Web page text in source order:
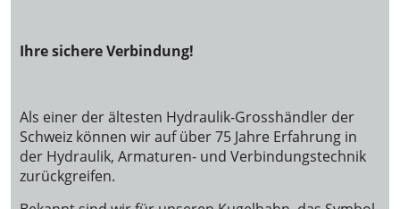
Ihre sichere Verbindung!
Als einer der ältesten Hydraulik-Grosshändler der
Schweiz können wir auf über 75 Jahre Erfahrung in
der Hydraulik, Armaturen- und Verbindungstechnik
zurückgreifen.